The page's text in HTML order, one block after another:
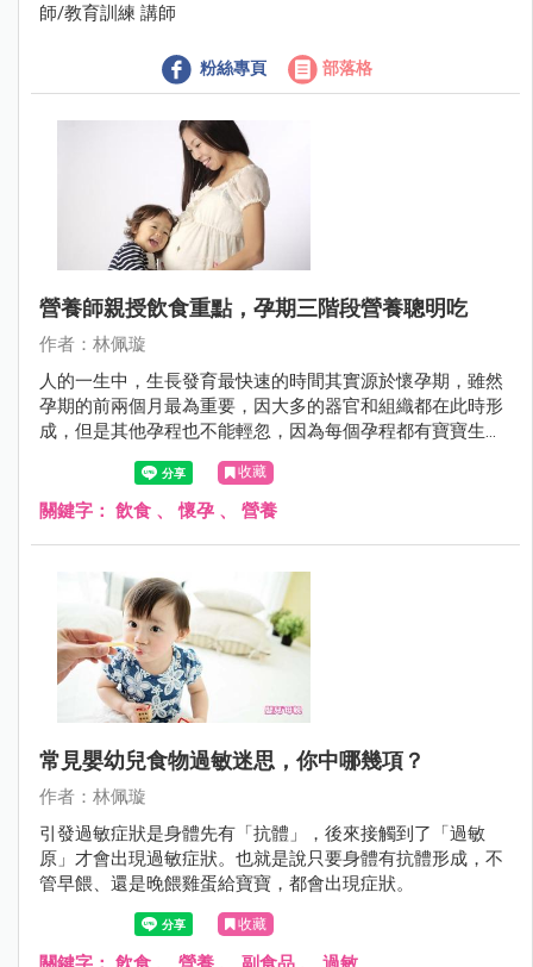
師/教育訓練 講師
粉絲專頁 部落格
營養師親授飲食重點，孕期三階段營養聰明吃
作者：林佩璇
人的一生中，生長發育最快速的時間其實源於懷孕期，雖然
孕期的前兩個月最為重要，因大多的器官和組織都在此時形
成，但是其他孕程也不能輕忽，因為每個孕程都有寶寶生長
發育的關鍵期，一旦因營養或其他問題而造成失誤，是無法
再回頭的!不可不慎！
收藏
關鍵字： 飲食 、懷孕 、 營養
常見嬰幼兒食物過敏迷思，你中哪幾項？
作者：林佩璇
引發過敏症狀是身體先有「抗體」，後來接觸到了「過敏
原」才會出現過敏症狀。也就是說只要身體有抗體形成，不
管早餵、還是晚餵雞蛋給寶寶，都會出現症狀。
收藏